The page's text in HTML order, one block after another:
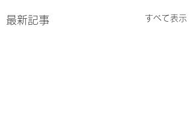
最新記事 すべて表示